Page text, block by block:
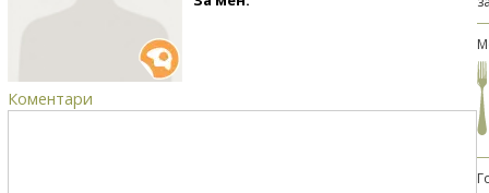
Коментари